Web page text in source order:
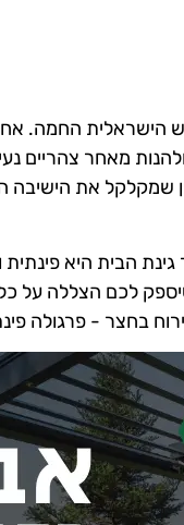
החמה. אחד
מאחר צהריים
את הישיבה
הבית היא
לכם הצללה על
בחצר - פרגולה